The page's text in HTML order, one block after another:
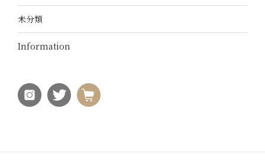
未分類
Information